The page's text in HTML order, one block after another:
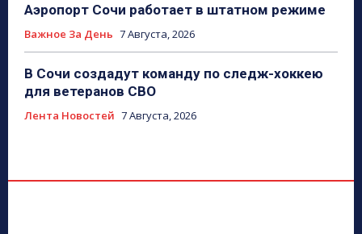
Аэропорт Сочи работает в штатном режиме
Важное За День 7 Августа, 2026
В Сочи создадут команду по следж-хоккею
для ветеранов СВО
Лента Новостей 7 Августа, 2026